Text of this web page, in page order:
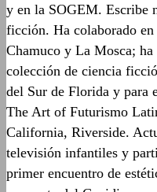
y en la SOGEM. Escribe
ficción. Ha colaborado
Chamuco y La Mosca;
colección de ciencia
del Sur de Florida y para
The Art of Futurismo
California, Riverside.
televisión infantiles y
primer encuentro de